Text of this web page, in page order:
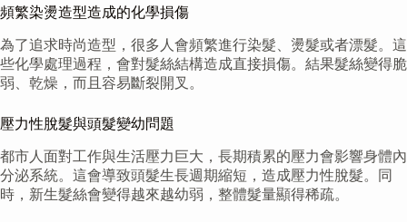
頻繁染燙造型造成的化學損傷
為了追求時尚造型，很多人會頻繁進行染髮、燙髮或者漂髮。這
些化學處理過程，會對髮絲結構造成直接損傷。結果髮絲變得脆
弱、乾燥，而且容易斷裂開叉。
壓力性脫髮與頭髮變幼問題
都市人面對工作與生活壓力巨大，長期積累的壓力會影響身體內
分泌系統。這會導致頭髮生長週期縮短，造成壓力性脫髮。同
時，新生髮絲會變得越來越幼弱，整體髮量顯得稀疏。